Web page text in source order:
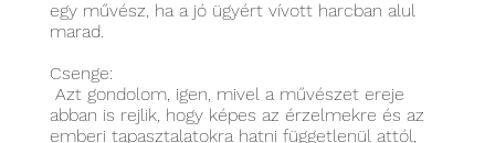
egy művész, ha a jó ügyért vívott harcban alul
marad.
Csenge:
Azt gondolom, igen, mivel a művészet ereje
abban is rejlik, hogy képes az érzelmekre és az
emberi tapasztalatokra hatni függetlenül attól,